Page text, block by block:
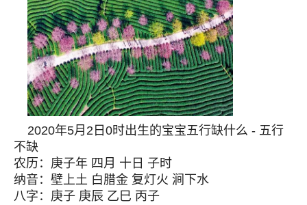
2020年5月2日0时出生的宝宝五行缺什么 - 五行
不缺
农历：庚子年 四月 十日 子时
纳音：壁上土 白腊金 复灯火 涧下水
八字：庚子 庚辰 乙巳 丙子